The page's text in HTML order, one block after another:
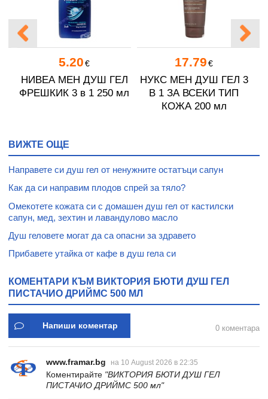
5.20 €
НИВЕА МЕН ДУШ ГЕЛ
ФРЕШКИК 3 в 1 250 мл
17.79 €
НУКС МЕН ДУШ ГЕЛ 3
В 1 ЗА ВСЕКИ ТИП
КОЖА 200 мл
ВИЖТЕ ОЩЕ
Направете си душ гел от ненужните остатъци сапун
Как да си направим плодов спрей за тяло?
Омекотете кожата си с домашен душ гел от кастилски
сапун, мед, зехтин и лавандулово масло
Душ геловете могат да са опасни за здравето
Прибавете утайка от кафе в душ гела си
КОМЕНТАРИ КЪМ ВИКТОРИЯ БЮТИ ДУШ ГЕЛ
ПИСТАЧИО ДРИЙМС 500 МЛ
Напиши коментар 0 коментара
www.framar.bg на 10 August 2026 в 22:35
Коментирайте "ВИКТОРИЯ БЮТИ ДУШ ГЕЛ
ПИСТАЧИО ДРИЙМС 500 мл"